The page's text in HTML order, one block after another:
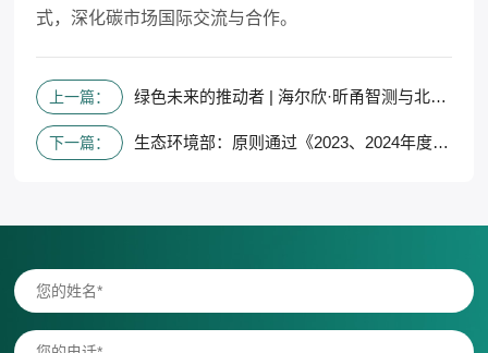
式，深化碳市场国际交流与合作。
上一篇： 绿色未来的推动者 | 海尔欣·昕甬智测与北京大学、TNO开展深度交流合作
下一篇： 生态环境部：原则通过《2023、2024年度全国碳排放权交易发电行业配额总量和分配方案》